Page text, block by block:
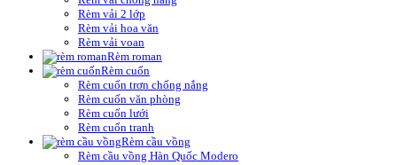
Rèm vải 2 lớp
Rèm vải hoa văn
Rèm vải voan
Rèm roman
Rèm cuốn
Rèm cuốn trơn chống nắng
Rèm cuốn văn phòng
Rèm cuốn lưới
Rèm cuốn tranh
Rèm cầu vồng
Rèm cầu vồng Hàn Quốc Modero